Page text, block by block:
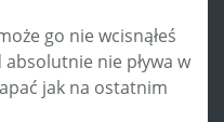
go nie wcisnąłeś
nie pływa w
jak na ostatnim